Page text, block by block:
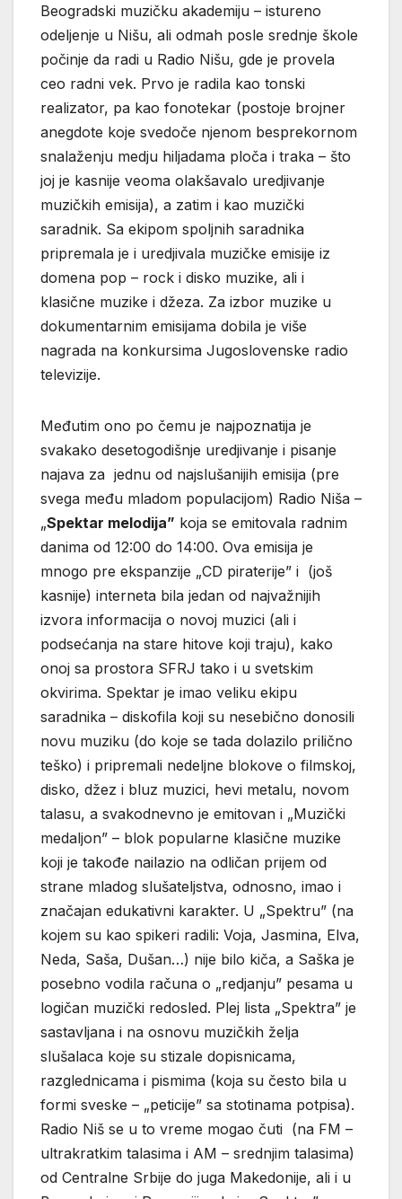
Beogradski muzičku akademiju – istureno
odeljenje u Nišu, ali odmah posle srednje škole
počinje da radi u Radio Nišu, gde je provela
ceo radni vek. Prvo je radila kao tonski
realizator, pa kao fonotekar (postoje brojner
anegdote koje svedoče njenom besprekornom
snalaženju medju hiljadama ploča i traka – što
joj je kasnije veoma olakšavalo uredjivanje
muzičkih emisija), a zatim i kao muzički
saradnik. Sa ekipom spoljnih saradnika
pripremala je i uredjivala muzičke emisije iz
domena pop – rock i disko muzike, ali i
klasične muzike i džeza. Za izbor muzike u
dokumentarnim emisijama dobila je više
nagrada na konkursima Jugoslovenske radio
televizije.
Međutim ono po čemu je najpoznatija je
svakako desetogodišnje uredjivanje i pisanje
najava za jednu od najslušanijih emisija (pre
svega među mladom populacijom) Radio Niša –
„Spektar melodija” koja se emitovala radnim
danima od 12:00 do 14:00. Ova emisija je
mnogo pre ekspanzije „CD piraterije” i (još
kasnije) interneta bila jedan od najvažnijih
izvora informacija o novoj muzici (ali i
podsećanja na stare hitove koji traju), kako
onoj sa prostora SFRJ tako i u svetskim
okvirima. Spektar je imao veliku ekipu
saradnika – diskofila koji su nesebično donosili
novu muziku (do koje se tada dolazilo prilično
teško) i pripremali nedeljne blokove o filmskoj,
disko, džez i bluz muzici, hevi metalu, novom
talasu, a svakodnevno je emitovan i „Muzički
medaljon” – blok popularne klasične muzike
koji je takođe nailazio na odličan prijem od
strane mladog slušateljstva, odnosno, imao i
značajan edukativni karakter. U „Spektru” (na
kojem su kao spikeri radili: Voja, Jasmina, Elva,
Neda, Saša, Dušan…) nije bilo kiča, a Saška je
posebno vodila računa o „redjanju” pesama u
logičan muzički redosled. Plej lista „Spektra” je
sastavljana i na osnovu muzičkih želja
slušalaca koje su stizale dopisnicama,
razglednicama i pismima (koja su često bila u
formi sveske – „peticije” sa stotinama potpisa).
Radio Niš se u to vreme mogao čuti (na FM –
ultrakratkim talasima i AM – srednjim talasima)
od Centralne Srbije do juga Makedonije, ali i u